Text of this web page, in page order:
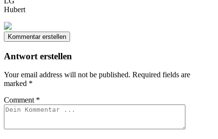
Hubert
Kommentar erstellen
Antwort erstellen
Your email address will not be published. Required fields are
marked *
Comment *